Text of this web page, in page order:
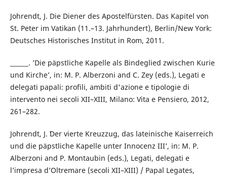
Johrendt, J. Die Diener des Apostelfürsten. Das Kapitel von
St. Peter im Vatikan (11.–13. Jahrhundert), Berlin/New York:
Deutsches Historisches Institut in Rom, 2011.
______. ’Die päpstliche Kapelle als Bindeglied zwischen Kurie
und Kirche’, in: M. P. Alberzoni and C. Zey (eds.), Legati e
delegati papali: profili, ambiti d'azione e tipologie di
intervento nei secoli XII–XIII, Milano: Vita e Pensiero, 2012,
261–282.
Johrendt, J. ʽDer vierte Kreuzzug, das lateinische Kaiserreich
und die päpstliche Kapelle unter Innocenz IIIʼ, in: M. P.
Alberzoni and P. Montaubin (eds.), Legati, delegati e
l’impresa d’Oltremare (secoli XII–XIII) / Papal Legates,